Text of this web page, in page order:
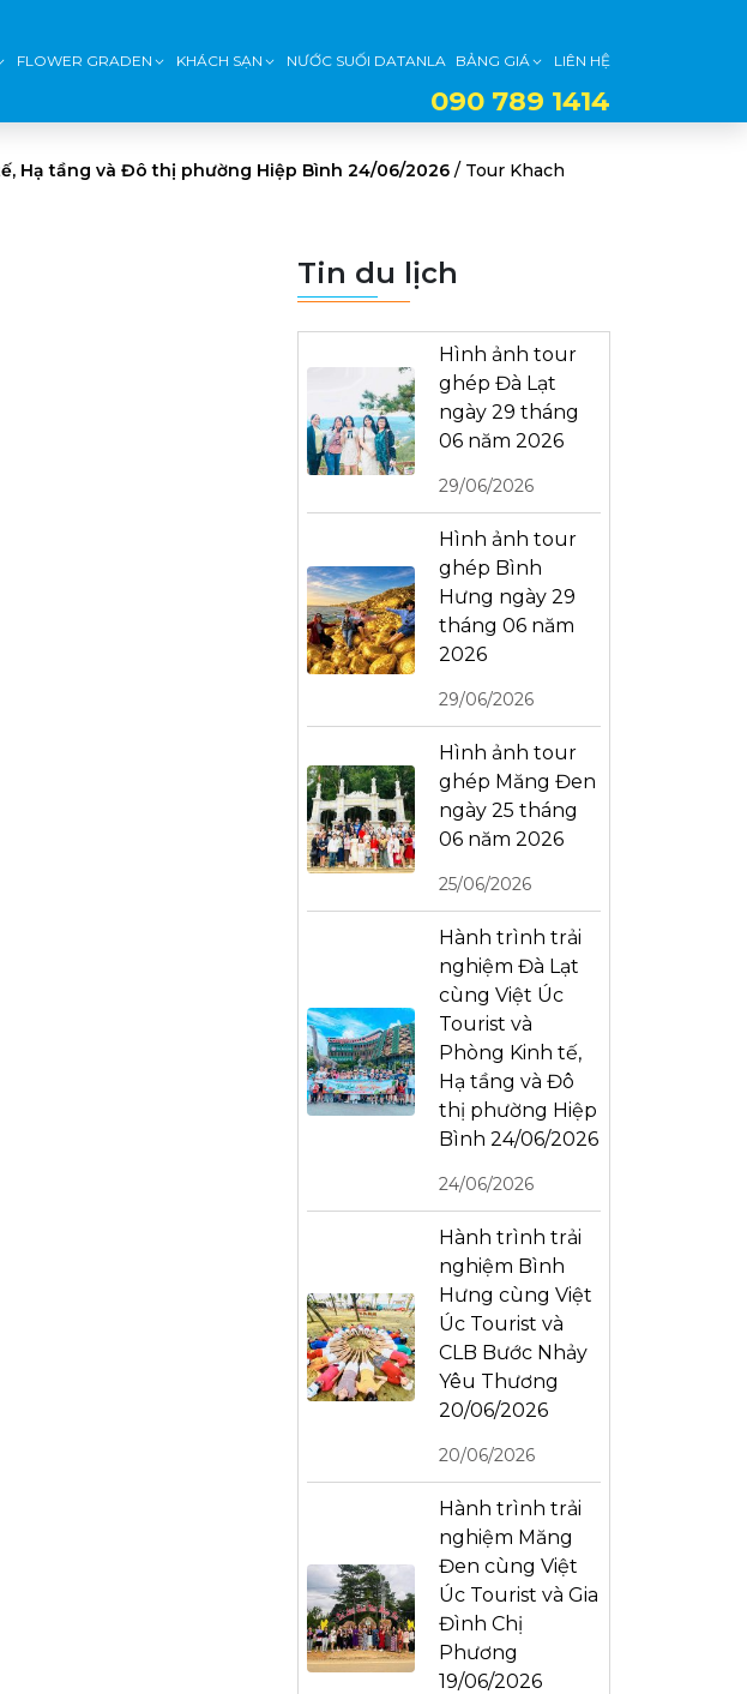
FLOWER GRADEN KHÁCH SẠN NƯỚC SUỐI DATANLA BẢNG GIÁ LIÊN HỆ
090 789 1414
Hạ tầng và Đô thị phường Hiệp Bình 24/06/2026 / Tour Khach
Tin du lịch
Hình ảnh tour
ghép Đà Lạt
ngày 29 tháng
06 năm 2026
29/06/2026
Hình ảnh tour
ghép Bình
Hưng ngày 29
tháng 06 năm
2026
29/06/2026
Hình ảnh tour
ghép Măng Đen
ngày 25 tháng
06 năm 2026
25/06/2026
Hành trình trải
nghiệm Đà Lạt
cùng Việt Úc
Tourist và
Phòng Kinh tế,
Hạ tầng và Đô
thị phường Hiệp
Bình 24/06/2026
24/06/2026
Hành trình trải
nghiệm Bình
Hưng cùng Việt
Úc Tourist và
CLB Bước Nhảy
Yêu Thương
20/06/2026
20/06/2026
Hành trình trải
nghiệm Măng
Đen cùng Việt
Úc Tourist và Gia
Đình Chị
Phương
19/06/2026